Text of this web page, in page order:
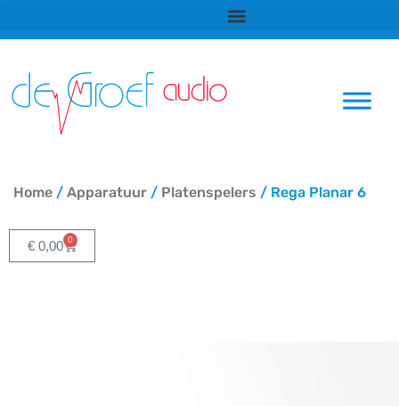
naar
inhoud
Home / Apparatuur / Platenspelers / Rega Planar 6
€ 0,00 0
Winkelwagen